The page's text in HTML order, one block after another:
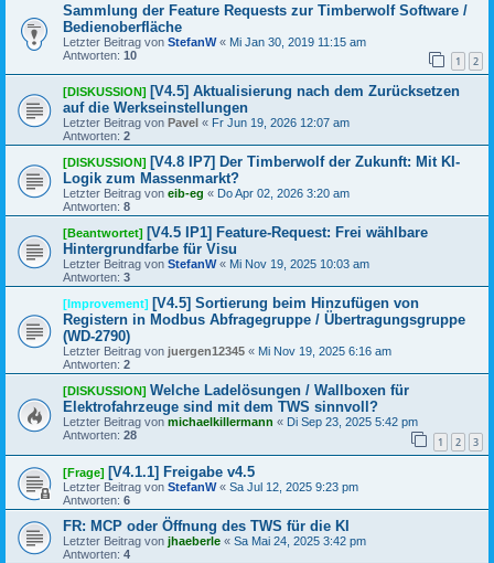
Sammlung der Feature Requests zur Timberwolf Software /
Bedienoberfläche
Letzter Beitrag von StefanW« Mi Jan 30, 2019 11:15 am
Antworten: 10 1 2
[DISKUSSION] [V4.5] Aktualisierung nach dem Zurücksetzen
auf die Werkseinstellungen
Letzter Beitrag von Pavel « Fr Jun 19, 2026 12:07 am
Antworten: 2
[DISKUSSION] [V4.8 IP7] Der Timberwolf der Zukunft: Mit KI-
Logik zum Massenmarkt?
Letzter Beitrag von eib-eg « Do Apr 02, 2026 3:20 am
Antworten: 8
[Beantwortet] [V4.5 IP1] Feature-Request: Frei wählbare
Hintergrundfarbe für Visu
Letzter Beitrag von StefanW« Mi Nov 19, 2025 10:03 am
Antworten: 3
[Improvement] [V4.5] Sortierung beim Hinzufügen von
Registern in Modbus Abfragegruppe / Übertragungsgruppe
(WD-2790)
Letzter Beitrag von juergen12345 « Mi Nov 19, 2025 6:16 am
Antworten: 2
[DISKUSSION] Welche Ladelösungen / Wallboxen für
Elektrofahrzeuge sind mit dem TWS sinnvoll?
Letzter Beitrag von michaelkillermann « Di Sep 23, 2025 5:42 pm
Antworten: 28 1 2 3
[Frage] [V4.1.1] Freigabe v4.5
Letzter Beitrag von StefanW« Sa Jul 12, 2025 9:23 pm
Antworten: 6
FR: MCP oder Öffnung des TWS für die KI
Letzter Beitrag von jhaeberle « Sa Mai 24, 2025 3:42 pm
Antworten: 4